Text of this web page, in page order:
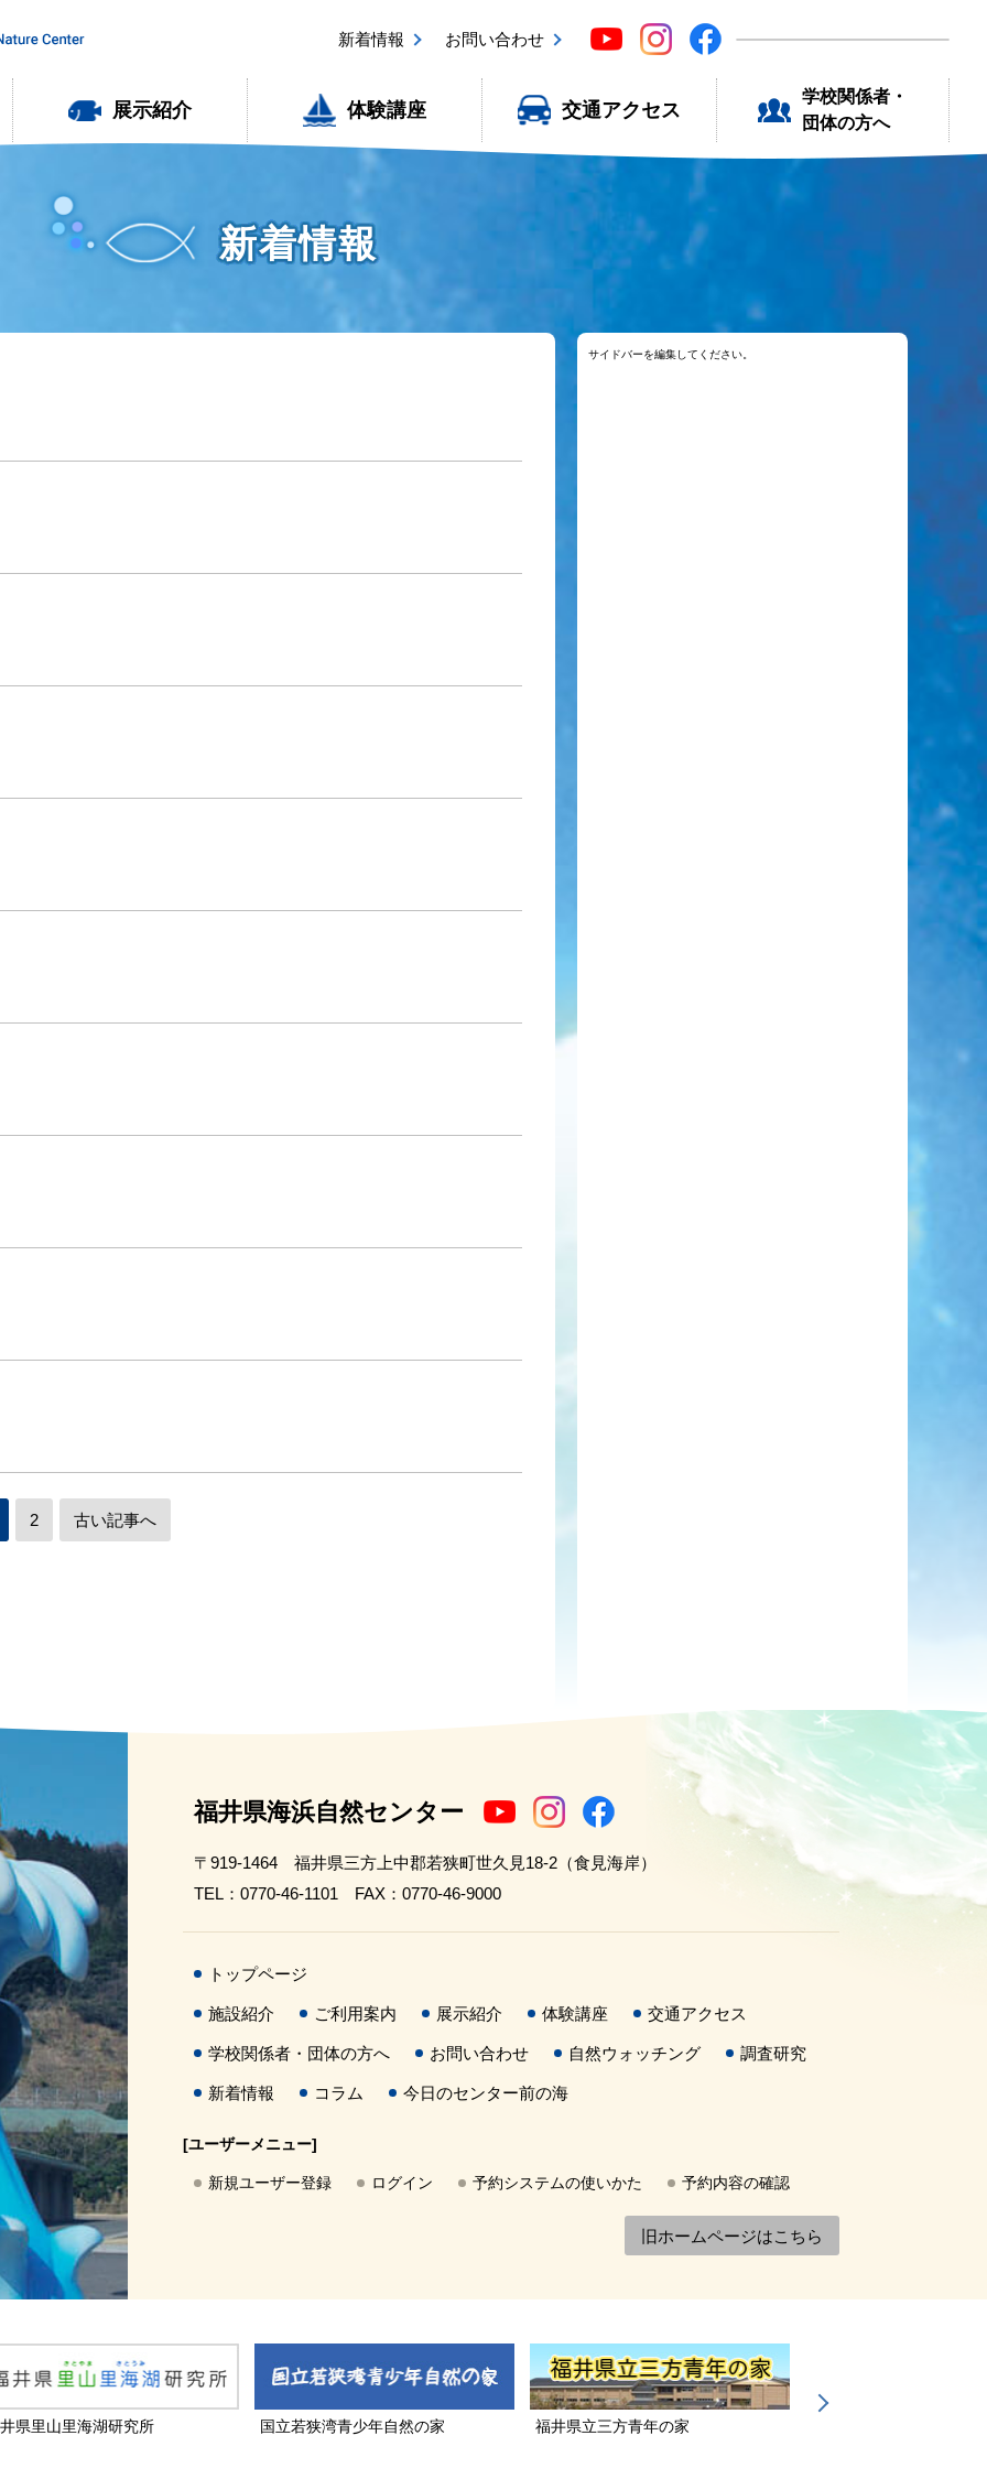
新着情報 お問い合わせ
展示紹介 体験講座 交通アクセス
学校関係者・
団体の方へ
新着情報
2 古い記事へ
サイドバーを編集してください。
福井県海浜自然センター
〒919-1464 福井県三方上中郡若狭町世久見18-2（食見海岸）
TEL：0770-46-1101 FAX：0770-46-9000
トップページ
施設紹介 ご利用案内 展示紹介 体験講座 交通アクセス
学校関係者・団体の方へ お問い合わせ 自然ウォッチング 調査研究
新着情報 コラム 今日のセンター前の海
[ユーザーメニュー]
新規ユーザー登録 ログイン 予約システムの使いかた 予約内容の確認
旧ホームページはこちら
県里山里海湖研究所 国立若狭湾青少年自然の家 福井県立三方青年の家